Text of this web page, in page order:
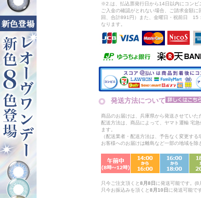
※2.は、払込票発行日から14日以内にコンビ
ご入金の確認がとれない場合、ご請求金額
回、合計891円）また、金曜日・祝前日 15
なります。
発送方法について
商品のお届けは、兵庫県から発送させていた
配送方法は、商品によって、ヤマト運輸 宅
ます。
（配送業者・配送方法は、予告なく変更する
お客様へのお届けは離島など一部の地域を除
只今ご注文頂くと8月8日 に発送可能です。
只今お振込みを頂くと8月10日 に発送可能で